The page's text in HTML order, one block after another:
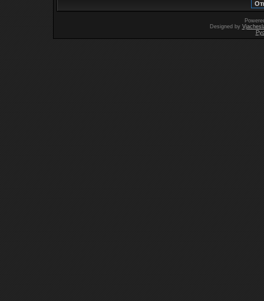
Designed by